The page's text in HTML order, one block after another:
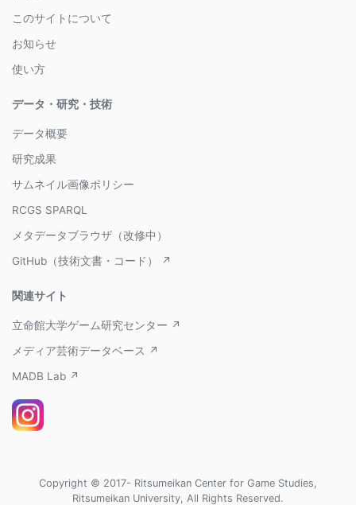
このサイトについて
お知らせ
使い方
データ・研究・技術
データ概要
研究成果
サムネイル画像ポリシー
RCGS SPARQL
メタデータブラウザ（改修中）
GitHub（技術文書・コード） ↗
関連サイト
立命館大学ゲーム研究センター ↗
メディア芸術データベース ↗
MADB Lab ↗
Copyright © 2017- Ritsumeikan Center for Game Studies,
Ritsumeikan University, All Rights Reserved.